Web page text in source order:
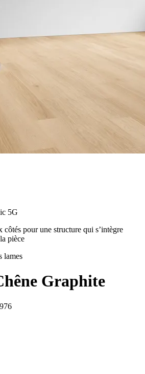
5G
côtés pour une structure qui s’intègre
pièce
lames
Graphite